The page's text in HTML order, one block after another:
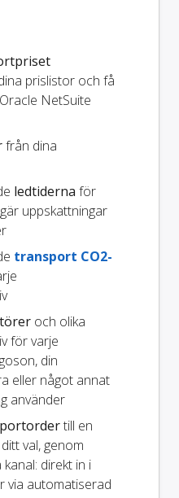
prislistor och få
NetSuite
från dina
ledtiderna för
uppskattningar
transport CO2-
och olika
för varje
din
eller något annat
använder
till en
val, genom
direkt in i
via automatiserad